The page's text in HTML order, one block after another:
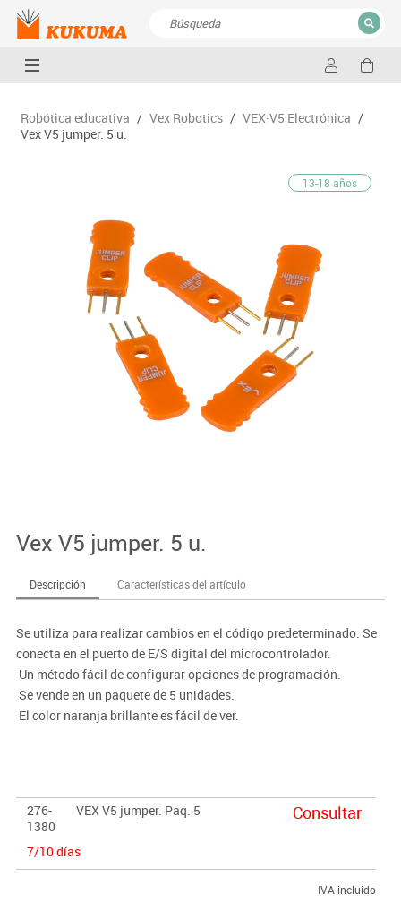
CERRAR
Robótica educativa / Vex Robotics / VEX·V5 Electrónica /
Vex V5 jumper. 5 u.
13-18 años
Vex V5 jumper. 5 u.
Descripción Características del artículo
Se utiliza para realizar cambios en el código predeterminado. Se
conecta en el puerto de E/S digital del microcontrolador.
 Un método fácil de configurar opciones de programación.
 Se vende en un paquete de 5 unidades.
 El color naranja brillante es fácil de ver.
276-
1380
VEX V5 jumper. Paq. 5
7/10 días
Consultar
IVA incluido